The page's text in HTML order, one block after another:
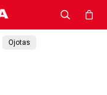
Ojotas